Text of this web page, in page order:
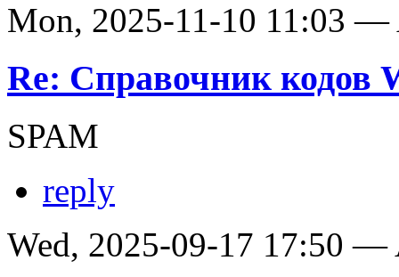
Mon, 2025-11-10 11:03 —
Re: Справочник кодов
SPAM
reply
Wed, 2025-09-17 17:50 —